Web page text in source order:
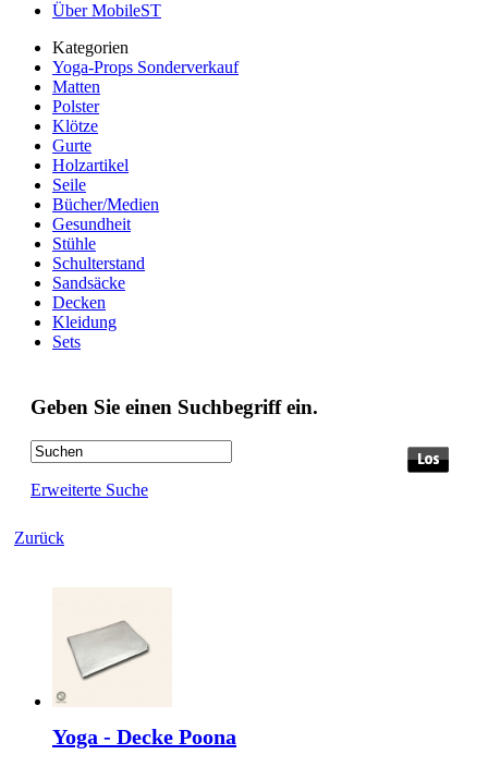
Über MobileST
Kategorien
Yoga-Props Sonderverkauf
Matten
Polster
Klötze
Gurte
Holzartikel
Seile
Bücher/Medien
Gesundheit
Stühle
Schulterstand
Sandsäcke
Decken
Kleidung
Sets
Geben Sie einen Suchbegriff ein.
Erweiterte Suche
Zurück
Yoga - Decke Poona